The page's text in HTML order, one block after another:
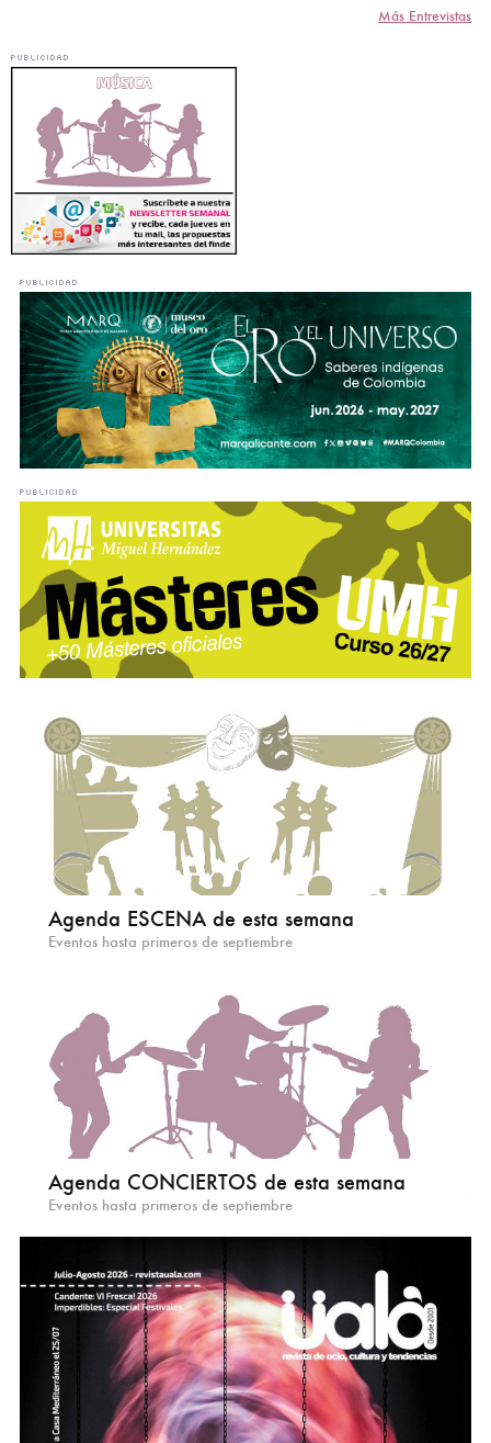
Más Entrevistas
Agenda ESCENA de esta semana
Eventos hasta primeros de septiembre
Agenda CONCIERTOS de esta semana
Eventos hasta primeros de septiembre